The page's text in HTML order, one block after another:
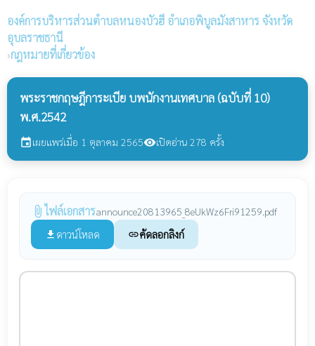
องค์การบริหารส่วนตำบลหนองบัวฮี อำเภอพิบูลมังสาหาร จังหวัด
อุบลราชธานี
›กฎหมายที่เกี่ยวข้อง
พระราชกฤษฎีการะเบีย บพนักงานเทศบาล (ฉบับที่ 10)
พ.ศ.2542
eventเผยแพร่เมื่อ 1 ตุลาคม 2565visibilityเปิดอ่าน 278 ครั้ง
attach_file ไฟล์เอกสารannounce20813965_8eUkWz6Fri91259.pdf
file_download ดาวน์โหลด linkคัดลอกลิงก์